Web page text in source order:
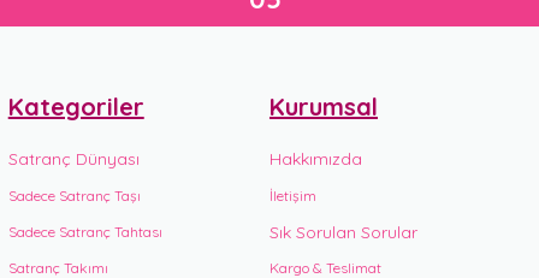
Kategoriler
Satranç Dünyası
Sadece Satranç Taşı
Sadece Satranç Tahtası
Satranç Takımı
Kurumsal
Hakkımızda
İletişim
Sık Sorulan Sorular
Kargo & Teslimat